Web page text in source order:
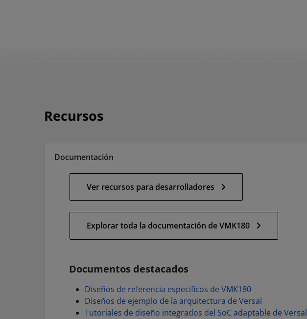
Recursos
Documentación
Ver recursos para desarrolladores
Explorar toda la documentación de VMK180
Documentos destacados
Diseños de referencia específicos de VMK180
Diseños de ejemplo de la arquitectura de Versal
Tutoriales de diseño integrados del SoC adaptable de Versal